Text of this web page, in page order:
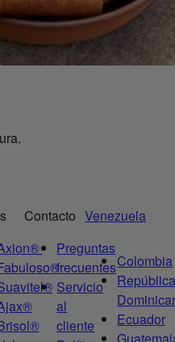
Contacto
Preguntas
frecuentes
Servicio
al
cliente
Venezuela
Colombia
República
Ecuador